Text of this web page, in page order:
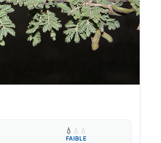
💧 💧 💧
FAIBLE